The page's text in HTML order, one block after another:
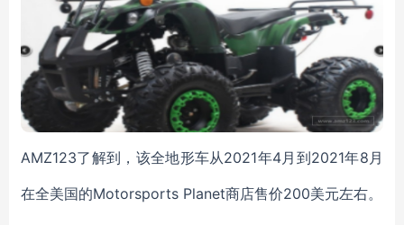
AMZ123了解到，该全地形车从2021年4月到2021年8月
在全美国的Motorsports Planet商店售价200美元左右。